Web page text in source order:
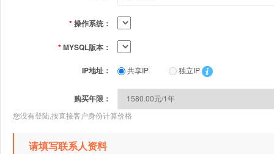
*操作系统：
*MYSQL版本：
IP地址： 共享IP 独立IP
购买年限：
您没有登陆,按直接客户身份计算价格
请填写联系人资料